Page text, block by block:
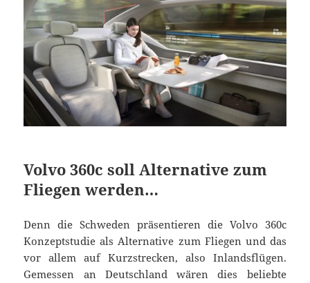
Volvo 360c soll Alternative zum
Fliegen werden…
Denn die Schweden präsentieren die Volvo 360c
Konzeptstudie als Alternative zum Fliegen und das
vor allem auf Kurzstrecken, also Inlandsflügen.
Gemessen an Deutschland wären dies beliebte